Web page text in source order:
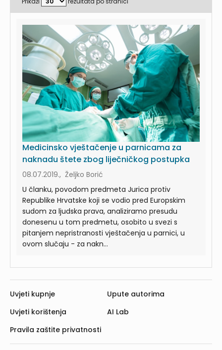
Medicinsko vještačenje u parnicama za
naknadu štete zbog liječničkog postupka
08.07.2019., Željko Borić
U članku, povodom predmeta Jurica protiv
Republike Hrvatske koji se vodio pred Europskim
sudom za ljudska prava, analiziramo presudu
donesenu u tom predmetu, osobito u svezi s
pitanjem nepristranosti vještačenja u parnici, u
ovom slučaju - za nakn...
Uvjeti kupnje
Uvjeti korištenja
Pravila zaštite privatnosti
Upute autorima
AI Lab